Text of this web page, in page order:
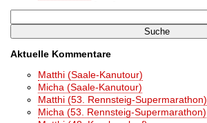
Aktuelle Kommentare
Matthi (Saale-Kanutour)
Micha (Saale-Kanutour)
Matthi (53. Rennsteig-Supermarathon)
Micha (53. Rennsteig-Supermarathon)